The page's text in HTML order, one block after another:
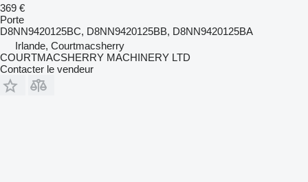
369 €
Porte
D8NN9420125BC, D8NN9420125BB, D8NN9420125BA
Irlande, Courtmacsherry
COURTMACSHERRY MACHINERY LTD
Contacter le vendeur